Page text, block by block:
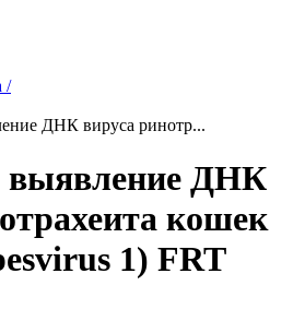
/
ДНК вируса ринотр...
ДНК
кошек
1) FRT